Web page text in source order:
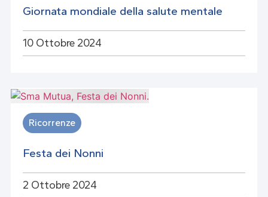
Giornata mondiale della salute mentale
10 Ottobre 2024
Ricorrenze
Festa dei Nonni
2 Ottobre 2024